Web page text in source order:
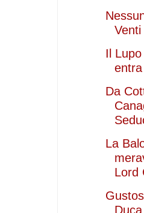
Il
Da
La
Lord